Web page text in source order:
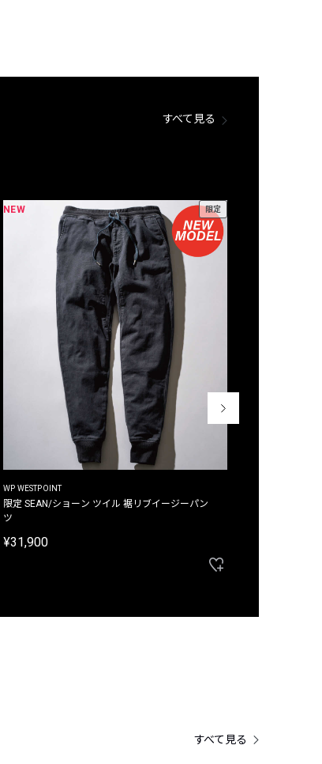
すべて見る
NEW 限定
WP WESTPOINT
限定 SEAN/ショーン ツイル 裾リブイージーパン
ツ
¥31,900
すべて見る